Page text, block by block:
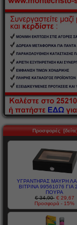
Προσφορές
ΥΓΡΑΝΤΗΡΑΣ ΜΑΥΡΗ
ΒΙΤΡΙΝΑ 99561076 ΓΙΑ
ΠΟΥΡΑ
€ 34,90 € 29,67
Προσφορά - 15%